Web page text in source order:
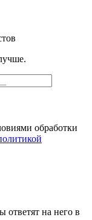
обработки
ответят на него в